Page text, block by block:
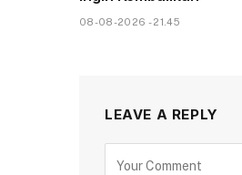
08-08-2026 - 21.45
LEAVE A REPLY